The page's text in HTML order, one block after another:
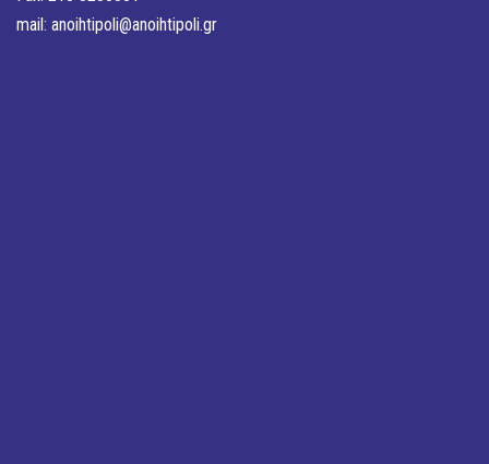
mail: anoihtipoli@anoihtipoli.gr